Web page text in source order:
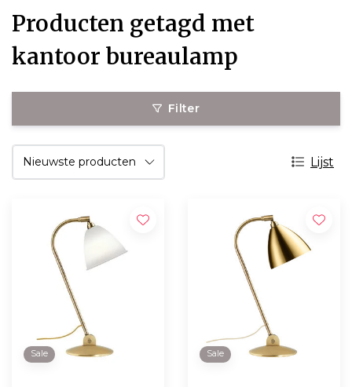
Producten getagd met
kantoor bureaulamp
Filter
Lijst
Sale Sale